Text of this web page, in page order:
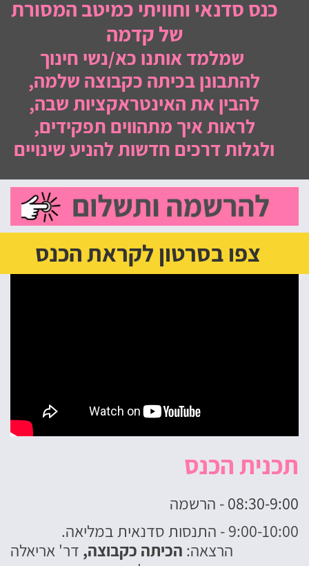
כנס סדנאי וחוויתי כמיטב המסורת
של קדמה
שמלמד אותנו כא/נשי חינוך
להתבונן בכיתה כקבוצה שלמה,
להבין את האינטראקציות שבה,
לראות איך מתהווים תפקידים,
ולגלות דרכים חדשות להניע שינויים
צפו בסרטון לקראת הכנס
תכנית הכנס
08:30-9:00- הרשמה
9:00-10:00 - התנסות סדנאית במליאה.
הרצאה: הכיתה כקבוצה, דר' אריאלה